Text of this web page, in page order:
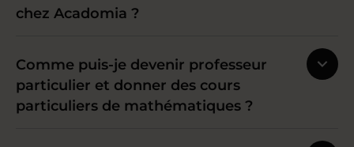
chez Acadomia ?
Comme puis-je devenir professeur
particulier et donner des cours
particuliers de mathématiques ?